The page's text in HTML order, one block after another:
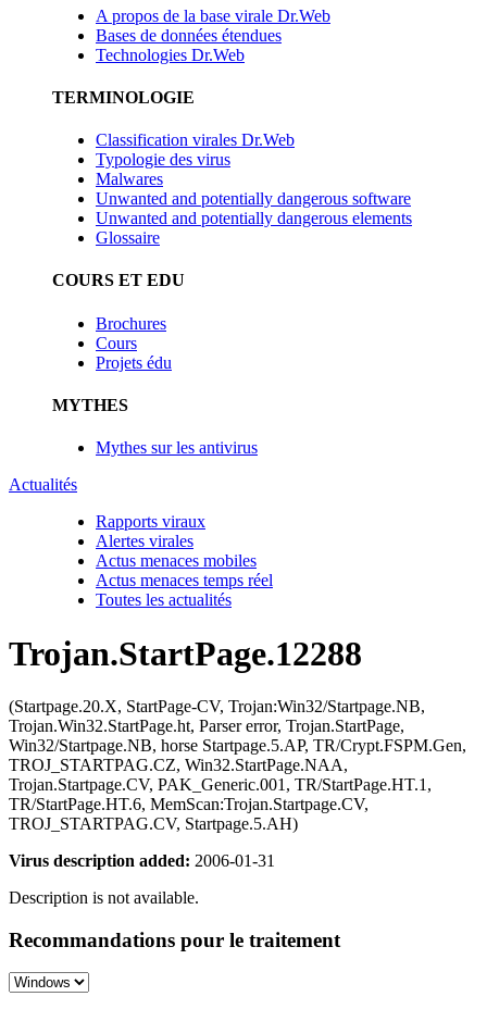
A propos de la base virale Dr.Web
Bases de données étendues
Technologies Dr.Web
TERMINOLOGIE
Classification virales Dr.Web
Typologie des virus
Malwares
Unwanted and potentially dangerous software
Unwanted and potentially dangerous elements
Glossaire
COURS ET EDU
Brochures
Cours
Projets édu
MYTHES
Mythes sur les antivirus
Actualités
Rapports viraux
Alertes virales
Actus menaces mobiles
Actus menaces temps réel
Toutes les actualités
Trojan.StartPage.12288
(Startpage.20.X, StartPage-CV, Trojan:Win32/Startpage.NB,
Trojan.Win32.StartPage.ht, Parser error, Trojan.StartPage,
Win32/Startpage.NB, horse Startpage.5.AP, TR/Crypt.FSPM.Gen,
TROJ_STARTPAG.CZ, Win32.StartPage.NAA,
Trojan.Startpage.CV, PAK_Generic.001, TR/StartPage.HT.1,
TR/StartPage.HT.6, MemScan:Trojan.Startpage.CV,
TROJ_STARTPAG.CV, Startpage.5.AH)
Virus description added: 2006-01-31
Description is not available.
Recommandations pour le traitement